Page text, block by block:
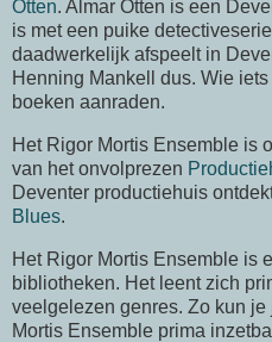
Otten. Almar Otten is een
is met een puike
daadwerkelijk afspeelt in
Henning Mankell dus. Wie
boeken aanraden.
Het Rigor Mortis Ensemble is
van het onvolprezen
Deventer productiehuis
Blues.
Het Rigor Mortis Ensemble is
bibliotheken. Het leent zich
veelgelezen genres. Zo kun
Mortis Ensemble prima